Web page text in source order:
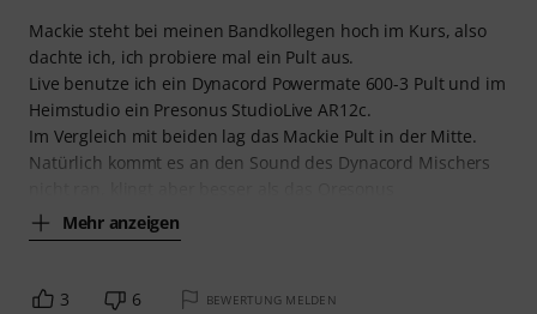
Mackie steht bei meinen Bandkollegen hoch im Kurs, also
dachte ich, ich probiere mal ein Pult aus.
Live benutze ich ein Dynacord Powermate 600-3 Pult und im
Heimstudio ein Presonus StudioLive AR12c.
Im Vergleich mit beiden lag das Mackie Pult in der Mitte.
Natürlich kommt es an den Sound des Dynacord Mischers
Mehr anzeigen
3 6 BEWERTUNG MELDEN